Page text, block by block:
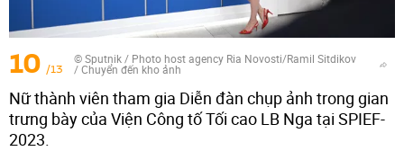
10 /13
© Sputnik / Photo host agency Ria Novosti/Ramil Sitdikov
/Chuyển đến kho ảnh
Nữ thành viên tham gia Diễn đàn chụp ảnh trong gian
trưng bày của Viện Công tố Tối cao LB Nga tại SPIEF-
2023.